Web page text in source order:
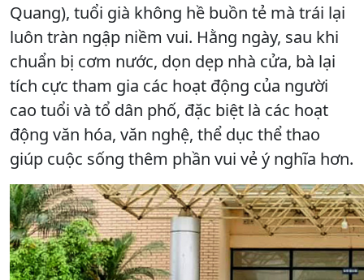
Quang), tuổi già không hề buồn tẻ mà trái lại
luôn tràn ngập niềm vui. Hằng ngày, sau khi
chuẩn bị cơm nước, dọn dẹp nhà cửa, bà lại
tích cực tham gia các hoạt động của người
cao tuổi và tổ dân phố, đặc biệt là các hoạt
động văn hóa, văn nghệ, thể dục thể thao
giúp cuộc sống thêm phần vui vẻ ý nghĩa hơn.